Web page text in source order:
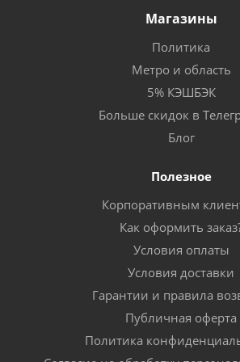
Магазины
Политика
Метро и область
5% КЭШБЭК
Больше скидок в
Блог
Полезное
Корпоративным
Как оформить
Условия оплаты
Условия доставки
Гарантии и правила
Публичная оферта
Политика